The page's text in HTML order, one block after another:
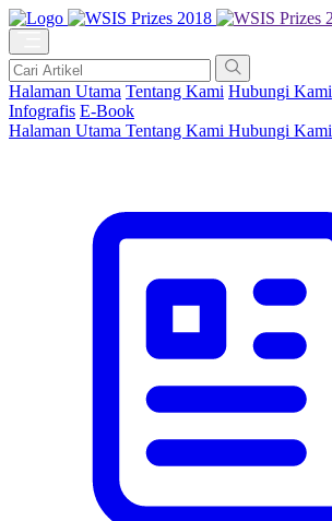
Halaman Utama Tentang Kami Hubungi Kami
Infografis E-Book
Halaman Utama Tentang Kami Hubungi Kami